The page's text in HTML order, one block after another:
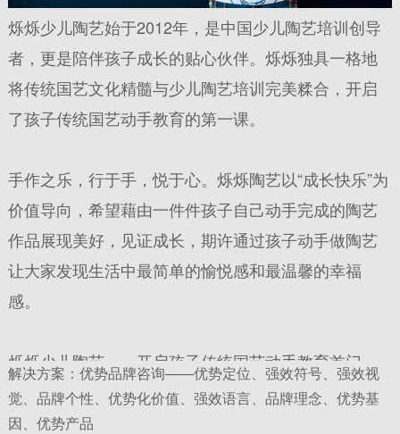
烁烁少儿陶艺始于2012年，是中国少儿陶艺培训创导
者，更是陪伴孩子成长的贴心伙伴。烁烁独具一格地
将传统国艺文化精髓与少儿陶艺培训完美糅合，开启
了孩子传统国艺动手教育的第一课。
手作之乐，行于手，悦于心。烁烁陶艺以“成长快乐”为
价值导向，希望藉由一件件孩子自己动手完成的陶艺
作品展现美好，见证成长，期许通过孩子动手做陶艺
让大家发现生活中最简单的愉悦感和最温馨的幸福
感。
烁烁少儿陶艺——开启孩子传统国艺动手教育首门
课。作为中国少儿陶艺培训的创导品牌，让每个孩子
和家长快乐是烁烁陶艺的基本使命。
解决方案：优势品牌咨询——优势定位、强效符号、强效视
觉、品牌个性、优势化价值、强效语言、品牌理念、优势基
因、优势产品